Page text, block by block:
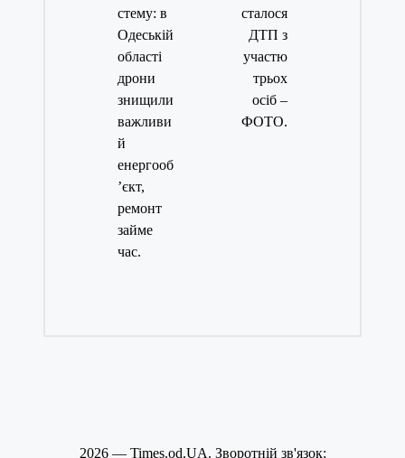
стему: в
Одеській
області
дрони
знищили
важливи
й
енергооб
’єкт,
ремонт
займе
час.
сталося
ДТП з
участю
трьох
осіб –
ФОТО.
2026 — Times.od.UA. Зворотній зв'язок: